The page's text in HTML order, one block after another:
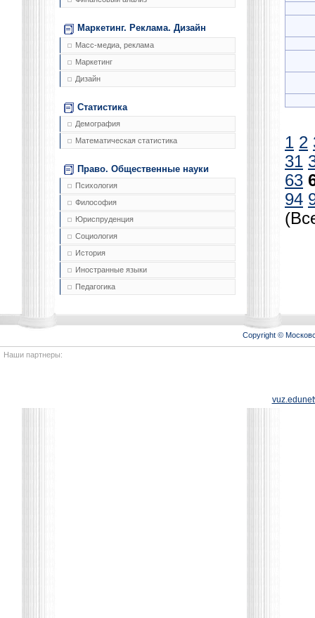
Маркетинг. Реклама. Дизайн
Масс-медиа, реклама
Маркетинг
Дизайн
Статистика
Демография
Математическая статистика
Право. Общественные науки
Психология
Философия
Юриспруденция
Социология
История
Иностранные языки
Педагогика
1 2
31
63
94
Copyright ©
Наши партнеры: